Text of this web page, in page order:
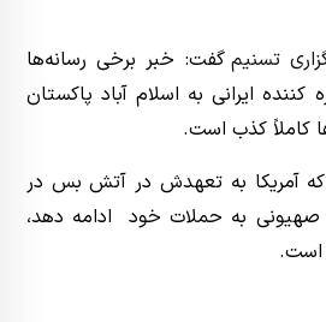
تسنیم گفت: خبر برخی رسانه‌ها
کننده ایرانی به اسلام آباد پاکستان
کاملاً کذب است.
که آمریکا به تعهدش در آتش بس در
صهیونی به حملات خود ادامه دهد،
است.